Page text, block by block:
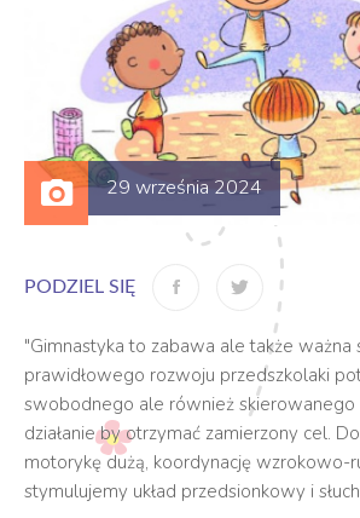
29 września 2024
PODZIEL SIĘ
"Gimnastyka to zabawa ale także ważna
prawidłowego rozwoju przedszkolaki
swobodnego ale również skierowanego
działanie by otrzymać zamierzony cel.
motorykę dużą, koordynację wzrokowo-
stymulujemy układ przedsionkowy i